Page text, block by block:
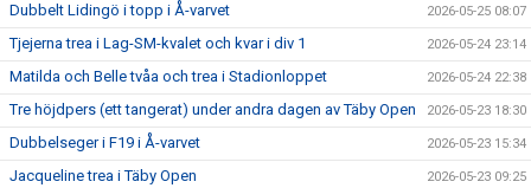
Dubbelt Lidingö i topp i Å-varvet 2026-05-25 08:07
Tjejerna trea i Lag-SM-kvalet och kvar i div 1 2026-05-24 23:14
Matilda och Belle tvåa och trea i Stadionloppet 2026-05-24 22:38
Tre höjdpers (ett tangerat) under andra dagen av Täby Open 2026-05-23 18:30
Dubbelseger i F19 i Å-varvet 2026-05-23 15:34
Jacqueline trea i Täby Open 2026-05-23 09:25